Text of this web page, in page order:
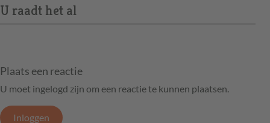
U raadt het al
Plaats een reactie
U moet ingelogd zijn om een reactie te kunnen plaatsen.
Inloggen